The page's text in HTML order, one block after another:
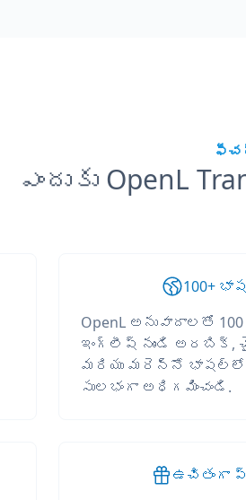
ఎందుకు OpenL
100+
OpenL అనువాదాలతో
ఇంగ్లీష్ నుండి
మరియు మరెన్నో భాషల్లో
సులభంగా అధిగమించండి.
ఉచితంగా